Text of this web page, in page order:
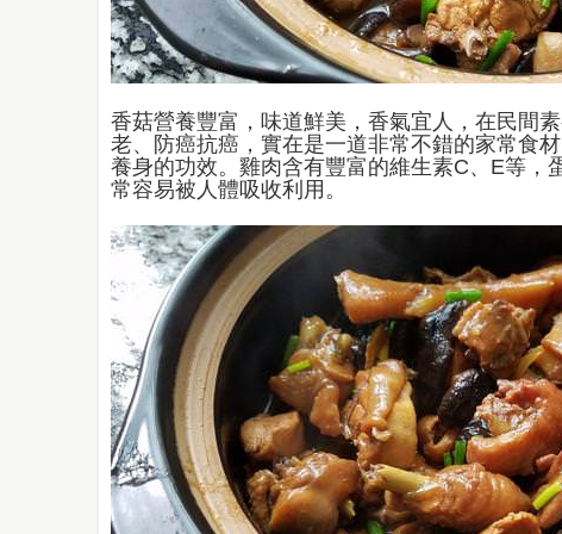
香菇營養豐富，味道鮮美，香氣宜人，在民間
老、防癌抗癌，實在是一道非常不錯的家常食
養身的功效。雞肉含有豐富的維生素C、E等
常容易被人體吸收利用。